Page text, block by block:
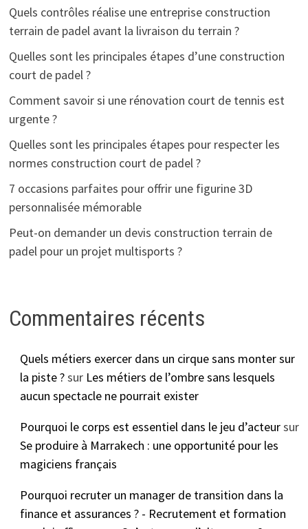
Quels contrôles réalise une entreprise construction
terrain de padel avant la livraison du terrain ?
Quelles sont les principales étapes d’une construction
court de padel ?
Comment savoir si une rénovation court de tennis est
urgente ?
Quelles sont les principales étapes pour respecter les
normes construction court de padel ?
7 occasions parfaites pour offrir une figurine 3D
personnalisée mémorable
Peut-on demander un devis construction terrain de
padel pour un projet multisports ?
Commentaires récents
Quels métiers exercer dans un cirque sans monter sur
la piste ?sur Les métiers de l’ombre sans lesquels
aucun spectacle ne pourrait exister
Pourquoi le corps est essentiel dans le jeu d’acteursur
Se produire à Marrakech : une opportunité pour les
magiciens français
Pourquoi recruter un manager de transition dans la
finance et assurances ? - Recrutement et formation